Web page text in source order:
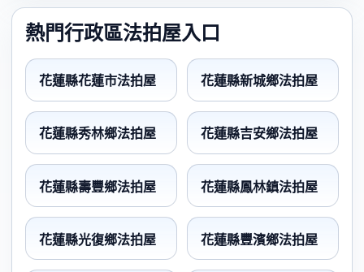
熱門行政區法拍屋入口
花蓮縣花蓮市法拍屋 花蓮縣新城鄉法拍屋
花蓮縣秀林鄉法拍屋 花蓮縣吉安鄉法拍屋
花蓮縣壽豐鄉法拍屋 花蓮縣鳳林鎮法拍屋
花蓮縣光復鄉法拍屋 花蓮縣豐濱鄉法拍屋